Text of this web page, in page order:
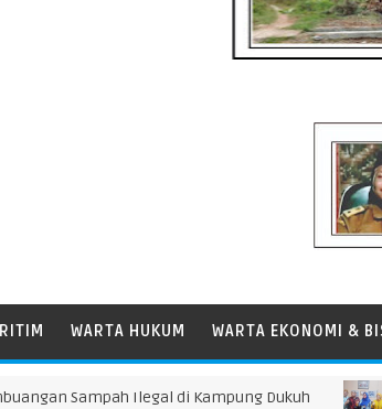
WARTA HUKUM WARTA EKONOMI &
Ilegal di Kampung Dukuh FOKUS